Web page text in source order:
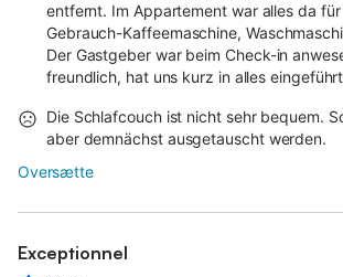
entfernt. Im Appartement war alles da
Gebrauch-Kaffeemaschine,
Der Gastgeber war beim Check-in
freundlich, hat uns kurz in alles
Die Schlafcouch ist nicht sehr bequem.
aber demnächst ausgetauscht werden.
Oversætte
Exceptionnel